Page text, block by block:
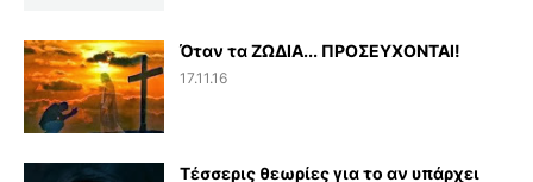
Όταν τα ΖΩΔΙΑ... ΠΡΟΣΕΥΧΟΝΤΑΙ!
17.11.16
Τέσσερις θεωρίες για το αν υπάρχει